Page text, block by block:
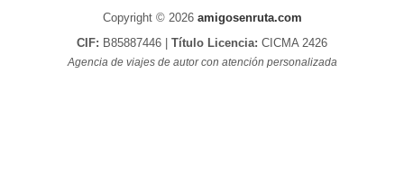
Copyright © 2026 amigosenruta.com
CIF: B85887446 | Título Licencia: CICMA 2426
Agencia de viajes de autor con atención personalizada